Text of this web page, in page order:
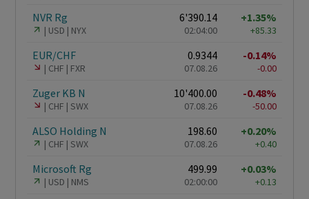
NVR Rg
USD NYX
6'390.14
02:04:00
+1.35%
+85.33
EUR/CHF
CHF FXR
0.9344
07.08.26
-0.14%
-0.00
Zuger KB N
CHF SWX
10'400.00
07.08.26
-0.48%
-50.00
ALSO Holding N
CHF SWX
198.60
07.08.26
+0.20%
+0.40
Microsoft Rg
USD NMS
499.99
02:00:00
+0.03%
+0.13